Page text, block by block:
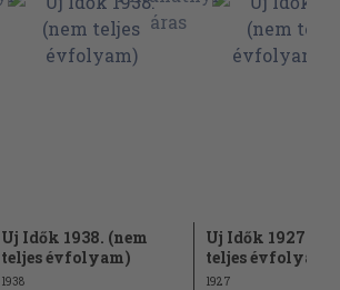
Uj Idők 1938. (nem
teljes évfolyam)
1938
Uj Idők 1927.
teljes
1927